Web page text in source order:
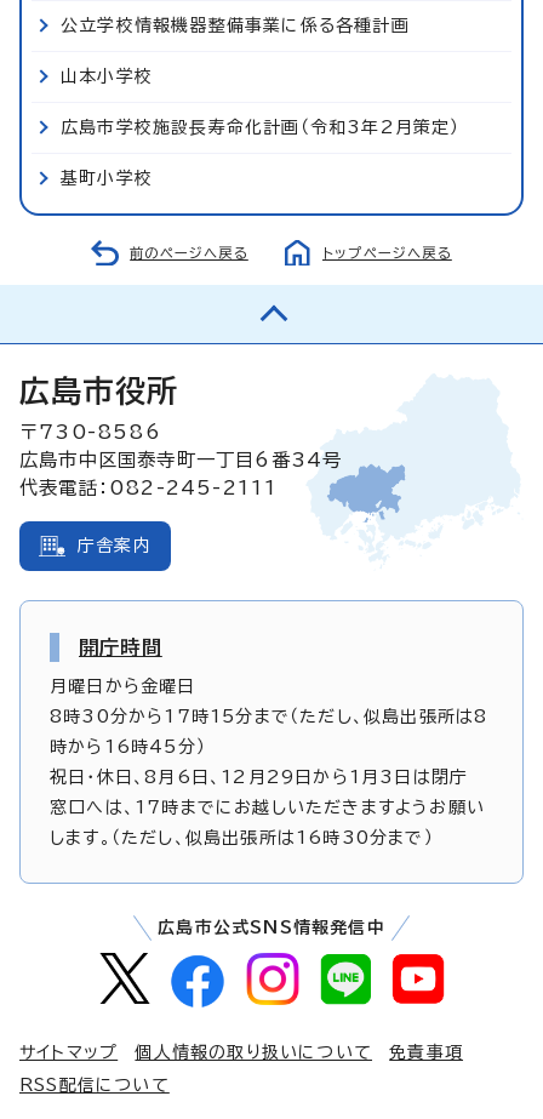
公立学校情報機器整備事業に係る各種計画
山本小学校
広島市学校施設長寿命化計画（令和3年2月策定）
基町小学校
前のページへ戻る トップページへ戻る
広島市役所
〒730-8586
広島市中区国泰寺町一丁目6番34号
代表電話：082-245-2111
庁舎案内
開庁時間
月曜日から金曜日
8時30分から17時15分まで（ただし、似島出張所は8
時から16時45分）
祝日・休日、8月6日、12月29日から1月3日は閉庁
窓口へは、17時までにお越しいただきますようお願い
します。（ただし、似島出張所は16時30分まで）
広島市公式SNS情報発信中
サイトマップ 個人情報の取り扱いについて
免責事項
RSS配信について